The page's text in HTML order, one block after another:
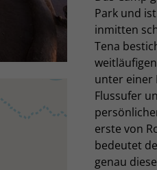
Park und
inmitten
Tena
unter einer
Flussufer
erste von
bedeutet
genau